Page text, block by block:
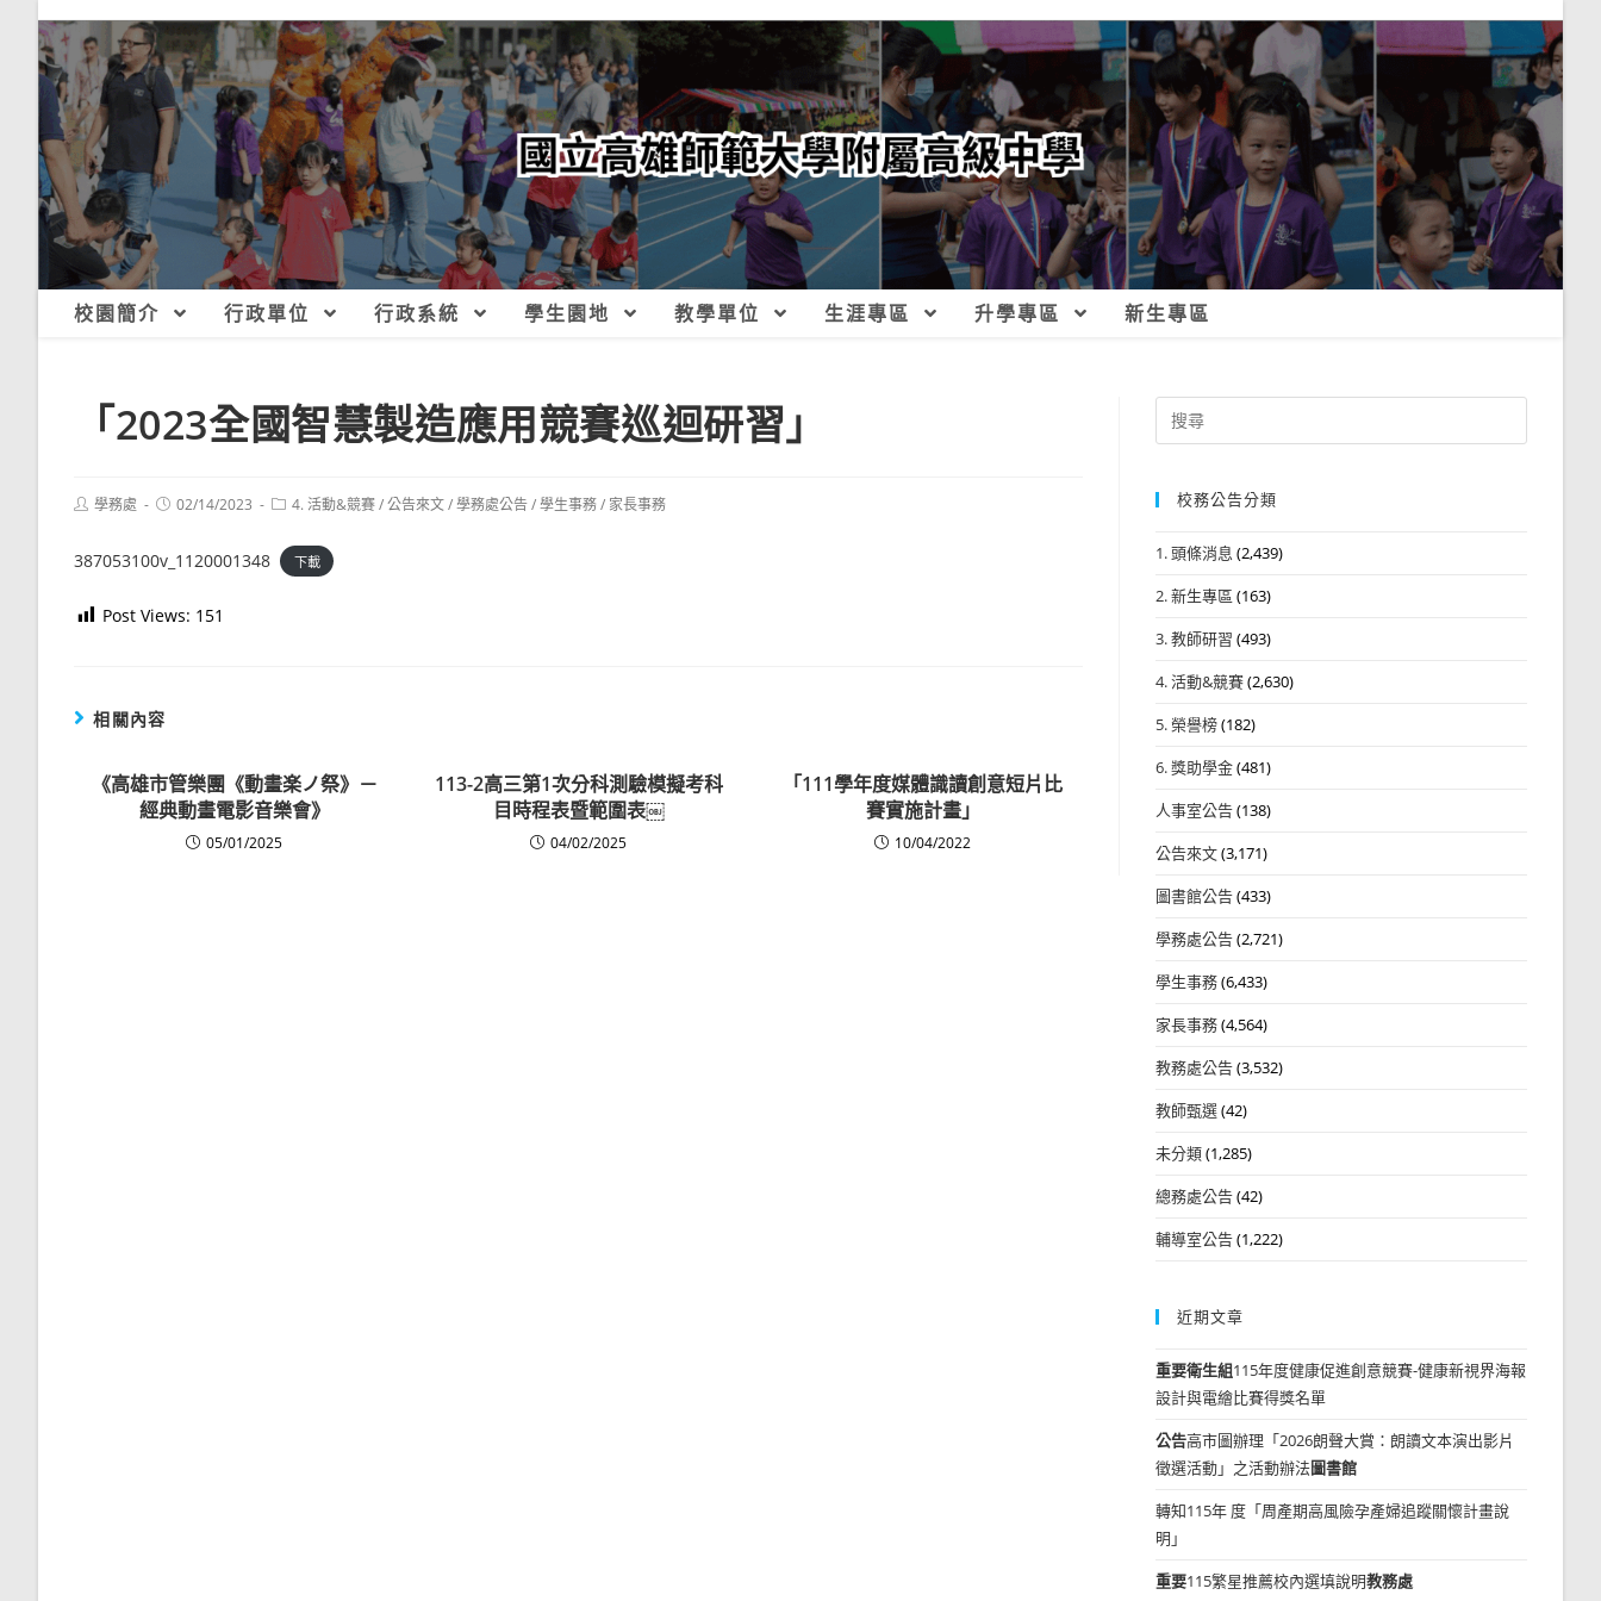
校園簡介 行政單位 行政系統 學生園地 教學單位 生涯專區 升學專區 新生專區
「2023全國智慧製造應用競賽巡迴研習」
Post學務處
Post02/14/2023
Post4. 活動&競賽/公告來文/學務處公告/學生事務/ 家長事務
387053100v_1120001348 下載
Post Views: 151
相關內容
《高雄市管樂團《動畫楽ノ祭》－
經典動畫電影音樂會》
05/01/2025
113-2高三第1次分科測驗模擬考科
目時程表暨範圍表￼
04/02/2025
「111學年度媒體識讀創意短片比
賽實施計畫」
10/04/2022
Search
for:
校務公告分類
1. 頭條消息 (2,439)
2. 新生專區 (163)
3. 教師研習 (493)
4. 活動&競賽(2,630)
5. 榮譽榜(182)
6. 獎助學金(481)
人事室公告(138)
公告來文(3,171)
圖書館公告(433)
學務處公告(2,721)
學生事務(6,433)
家長事務(4,564)
教務處公告(3,532)
教師甄選(42)
未分類(1,285)
總務處公告(42)
輔導室公告(1,222)
近期文章
重要衛生組115年度健康促進創意競賽-健康新視界海報
設計與電繪比賽得獎名單
公告高市圖辦理「2026朗聲大賞：朗讀文本演出影片
徵選活動」之活動辦法圖書館
轉知115年 度「周產期高風險孕產婦追蹤關懷計畫說
明」
重要115繁星推薦校內選填說明教務處